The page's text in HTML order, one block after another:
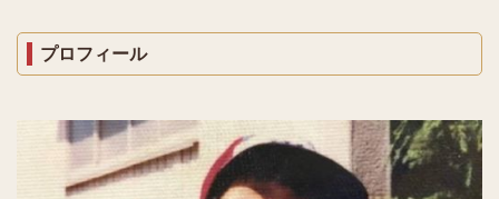
プロフィール